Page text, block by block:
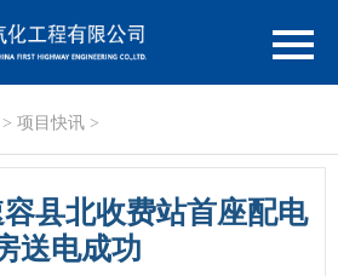
> 项目快讯 >
县北收费站首座配电
送电成功